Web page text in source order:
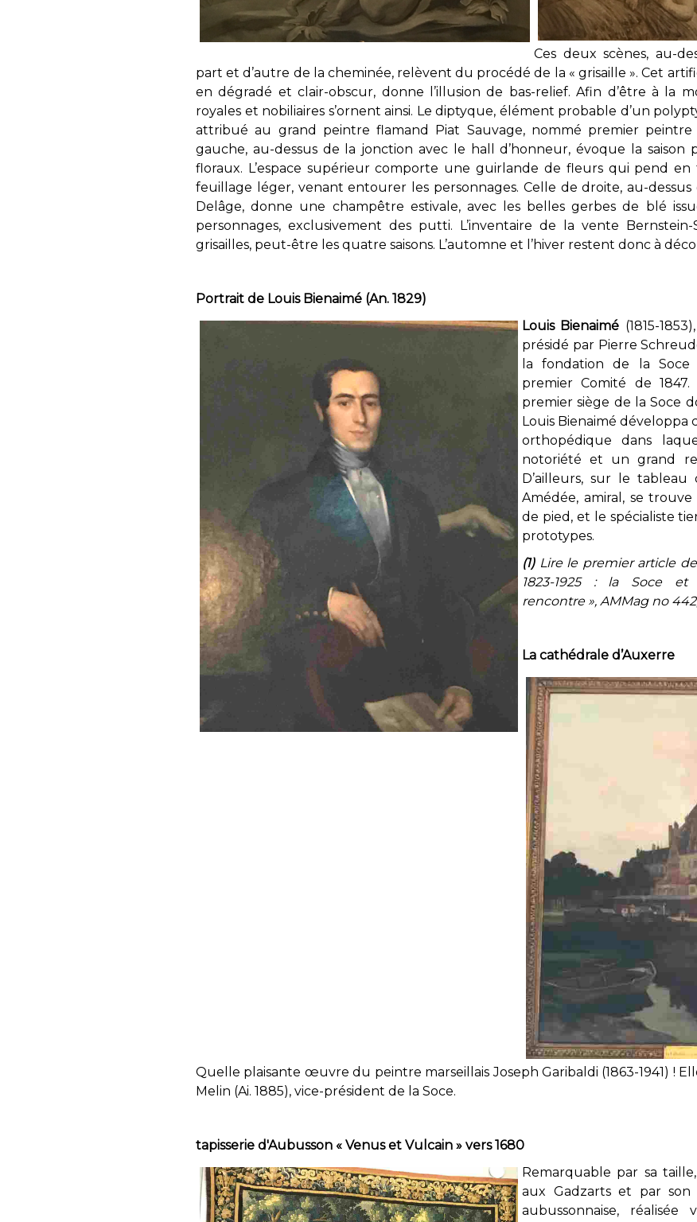
Ces deux scènes, au-
part et d’autre de la cheminée, relèvent du procédé de la « grisaille ». Cet
en dégradé et clair-obscur, donne l’illusion de bas-relief. Afin d’être à la
royales et nobiliaires s’ornent ainsi. Le diptyque, élément probable d’un
attribué au grand peintre flamand Piat Sauvage, nommé premier peintre
gauche, au-dessus de la jonction avec le hall d’honneur, évoque la saison
floraux. L’espace supérieur comporte une guirlande de fleurs qui pend
feuillage léger, venant entourer les personnages. Celle de droite, au-
Delâge, donne une champêtre estivale, avec les belles gerbes de blé
personnages, exclusivement des putti. L’inventaire de la vente
grisailles, peut-être les quatre saisons. L’automne et l’hiver restent donc à
Portrait de Louis Bienaimé (An. 1829)
Louis Bienaimé (1815-
présidé par Pierre
la fondation de la Soce
premier Comité de
premier siège de la Soce
Louis Bienaimé développa
orthopédique dans
notoriété et un grand
D’ailleurs, sur le
Amédée, amiral, se
de pied, et le spécialiste
prototypes.
(1)Lire le premier article de
1823-1925 : la Soce et
rencontre », AMMag no
La cathédrale d’Auxerre
Quelle plaisante œuvre du peintre marseillais Joseph Garibaldi (1863-1941) !
Melin (Ai. 1885), vice-président de la Soce.
tapisserie d'Aubusson « Venus et Vulcain » vers 1680
Remarquable par sa
aux Gadzarts et par son
aubussonnaise,